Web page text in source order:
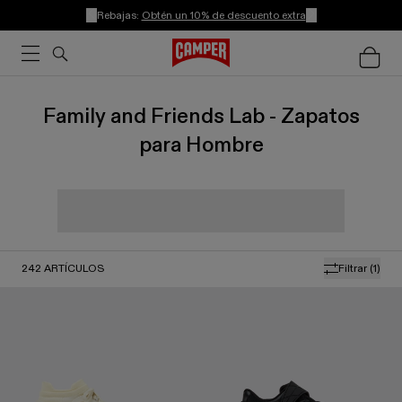
Rebajas: Obtén un 10% de descuento extra
Family and Friends Lab - Zapatos
para Hombre
Filtrar (1)
242 ARTÍCULOS